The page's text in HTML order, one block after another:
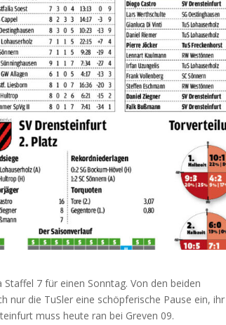
7 für einen Sonntag. Von den beiden
nur die TuSler eine schöpferische Pause ein, ihr
muss heute ran bei Greven 09.